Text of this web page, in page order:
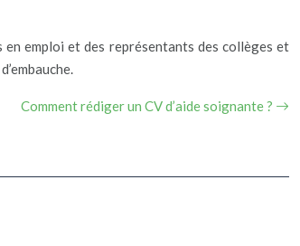
emploi et des représentants des collèges et
Comment rédiger un CV d’aide soignante ?